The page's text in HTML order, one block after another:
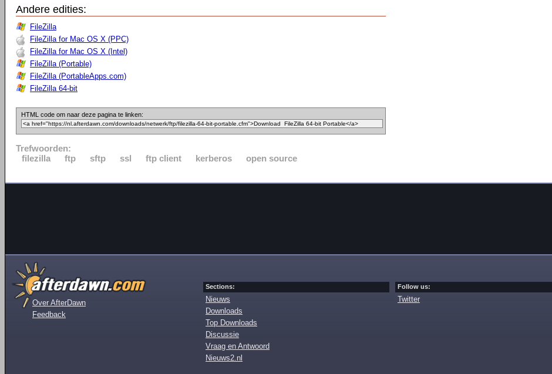
Andere edities:
FileZilla
FileZilla for Mac OS X (PPC)
FileZilla for Mac OS X (Intel)
FileZilla (Portable)
FileZilla (PortableApps.com)
FileZilla 64-bit
HTML code om naar deze pagina te linken:
Trefwoorden:
filezilla
ftp sftp ssl ftp client kerberos open source
Over AfterDawn
Feedback
Sections:
Nieuws
Downloads
Top Downloads
Discussie
Vraag en Antwoord
Nieuws2.nl
Follow us:
Twitter